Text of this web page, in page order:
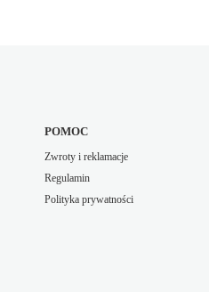
POMOC
Zwroty i reklamacje
Regulamin
Polityka prywatności